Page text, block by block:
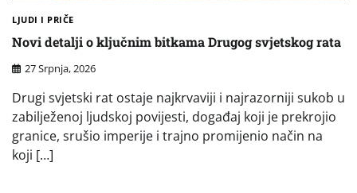
LJUDI I PRIČE
Novi detalji o ključnim bitkama Drugog svjetskog rata
27 Srpnja, 2026
Drugi svjetski rat ostaje najkrvaviji i najrazorniji sukob u
zabilježenoj ljudskoj povijesti, događaj koji je prekrojio
granice, srušio imperije i trajno promijenio način na
koji […]